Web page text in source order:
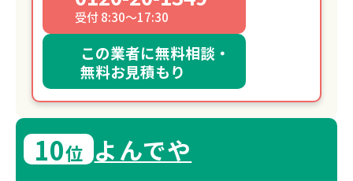
受付 8:30～17:30
この業者に無料相談・
無料お見積もり
10位 よんでや